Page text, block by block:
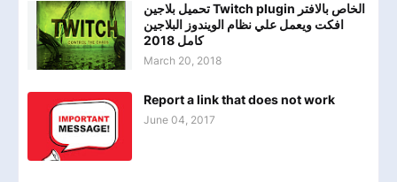
تحميل بلاجين Twitch plugin الخاص بالافتر
افكت ويعمل علي نظام الويندوز البلاجين
كامل 2018
March 20, 2018
Report a link that does not work
June 04, 2017